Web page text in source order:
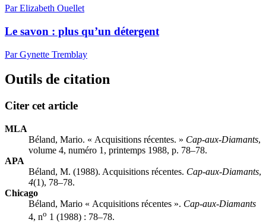
Par Elizabeth Ouellet
Le savon : plus qu’un détergent
Par Gynette Tremblay
Outils de citation
Citer cet article
MLA
Béland, Mario. « Acquisitions récentes. » Cap-aux-Diamants,
volume 4, numéro 1, printemps 1988, p. 78–78.
APA
Béland, M. (1988). Acquisitions récentes. Cap-aux-Diamants,
4(1), 78–78.
Chicago
Béland, Mario « Acquisitions récentes ». Cap-aux-Diamants
4, no 1 (1988) : 78–78.